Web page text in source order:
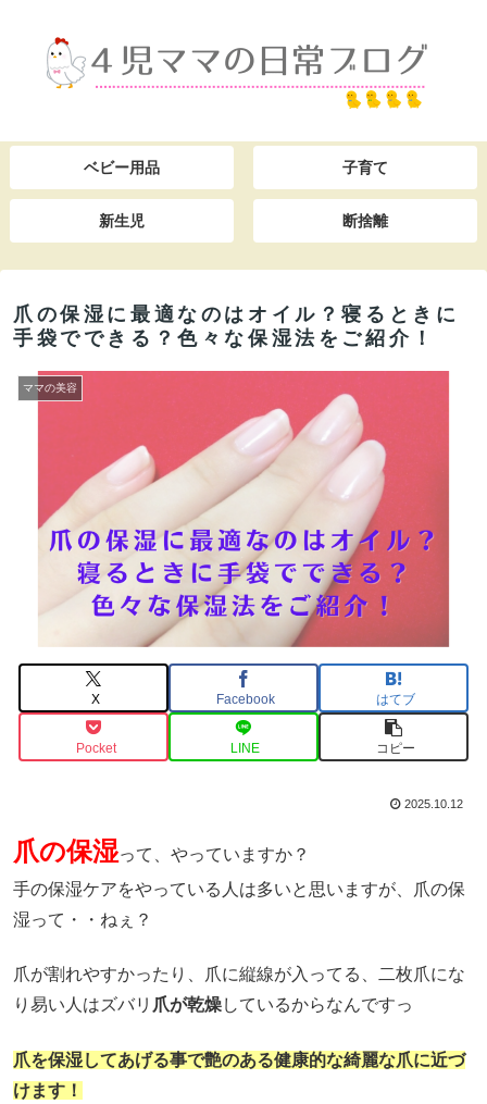
ベビー用品 子育て
新生児 断捨離
爪の保湿に最適なのはオイル？寝るときに
手袋でできる？色々な保湿法をご紹介！
ママの美容
X Facebook はてブ
Pocket LINE コピー
2025.10.12
爪の保湿って、やっていますか？
手の保湿ケアをやっている人は多いと思いますが、爪の保
湿って・・ねぇ？
爪が割れやすかったり、爪に縦線が入ってる、二枚爪にな
り易い人はズバリ 爪が乾燥しているからなんですっ
爪を保湿してあげる事で艶のある健康的な綺麗な爪に近づ
けます！